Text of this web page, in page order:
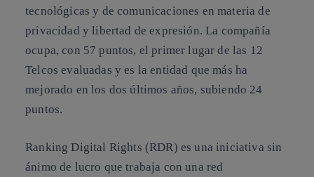
tecnológicas y de comunicaciones en materia de
privacidad y libertad de expresión. La compañía
ocupa, con 57 puntos, el primer lugar de las 12
Telcos evaluadas y es la entidad que más ha
mejorado en los dos últimos años, subiendo 24
puntos.
Ranking Digital Rights (RDR) es una iniciativa sin
ánimo de lucro que trabaja con una red